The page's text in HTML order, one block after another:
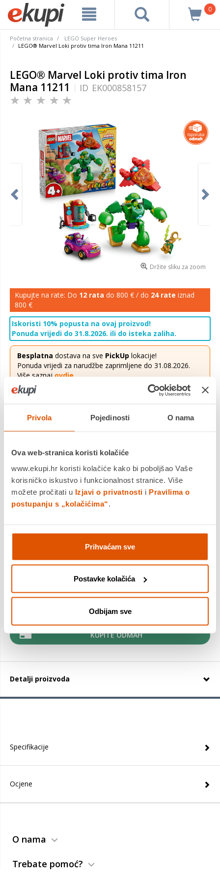
Privola Pojedinosti O nama
Ova web-stranica koristi kolačiće
www.ekupi.hr koristi kolačiće kako bi poboljšao Vaše
korisničko iskustvo i funkcionalnost stranice. Više
možete pročitati u Izjavi o privatnosti i Pravilima o
postupanju s „kolačićima“
Prihvaćam sve
Postavke kolačića
Odbijam sve
0
Početna stranica
LEGO Super Heroes
LEGO® Marvel Loki protiv tima Iron Mana 11211
LEGO® Marvel Loki protiv tima Iron
Mana 11211
ID EK000858157
Držite sliku za zoom
Kupujte na rate: Do 12 rata do 800 € / do 24 rate iznad
800 €
Iskoristi 10% popusta na ovaj proizvod!
Ponuda vrijedi do 31.8.2026. ili do isteka zaliha.
Besplatna dostava na sve PickUp lokacije!
Ponuda vrijedi za narudžbe zaprimljene do 31.08.2026.
Više saznajovdje.
Cijena 52,99 €
Dodatnih 10% u košarici
Fuel the imaginations of young Super Heroes with the Loki vs.
Team Iron Man (11211) building toy, a great gift idea for boys
and girls ages 4 years old and up. Featuring 4 minifigures from
the Iron...Saznaj više
Platite gotovinom pri preuzimanju, Internet bankarstvom, karticama
KUPITE ODMAH
Detalji proizvoda
Specifikacije
Ocjene
O nama
Trebate pomoć?